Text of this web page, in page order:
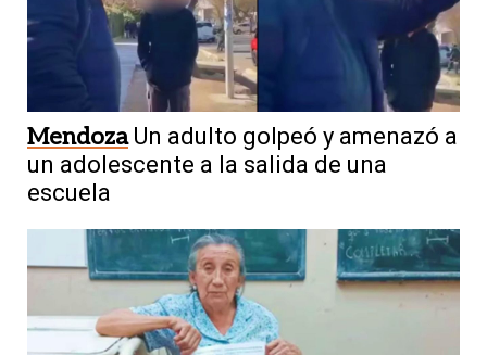
Mendoza Un adulto golpeó y amenazó a
un adolescente a la salida de una
escuela